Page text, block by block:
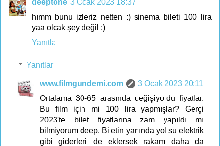
deeptone 3 Ocak 2023 18:37
hımm bunu izleriz netten :) sinema bileti 100 lira
yaa olcak şey değil :)
Yanıtla
Yanıtlar
www.filmgundemi.com
3 Ocak 2023 20:11
Ortalama 30-65 arasında değişiyordu fiyatlar.
Bu film için mi 100 lira yapmışlar? Gerçi
2023'te bilet fiyatlarına zam yapıldı mı
bilmiyorum deep. Biletin yanında yol su elektrik
gibi giderleri de eklersek rakam daha da